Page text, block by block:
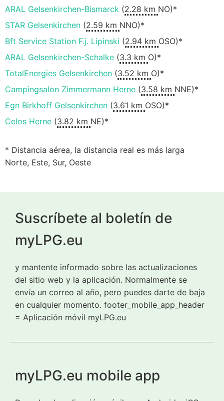
ARAL Gelsenkirchen-Bismarck (2.28 km NO)*
STAR Gelsenkirchen (2.59 km NNO)*
Bft Service Station F.j. Lipinski (2.94 km OSO)*
ARAL Gelsenkirchen-Schalke (3.3 km O)*
TotalEnergies Gelsenkirchen (3.52 km O)*
Campingsalon Zimmermann Herne (3.58 km NNE)*
Egn Birkhoff Gelsenkirchen (3.61 km OSO)*
Celos Herne (3.82 km NE)*
* Distancia aérea, la distancia real es más larga
Norte, Este, Sur, Oeste
Suscríbete al boletín de
myLPG.eu
y mantente informado sobre las actualizaciones
del sitio web y la aplicación. Normalmente se
envía un correo al año, pero puedes darte de baja
en cualquier momento. footer_mobile_app_header
= Aplicación móvil myLPG.eu
myLPG.eu mobile app